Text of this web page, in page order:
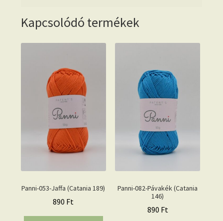
Kapcsolódó termékek
Panni-053-Jaffa (Catania 189)
890 Ft
Panni-082-Pávakék (Catania
146)
890 Ft